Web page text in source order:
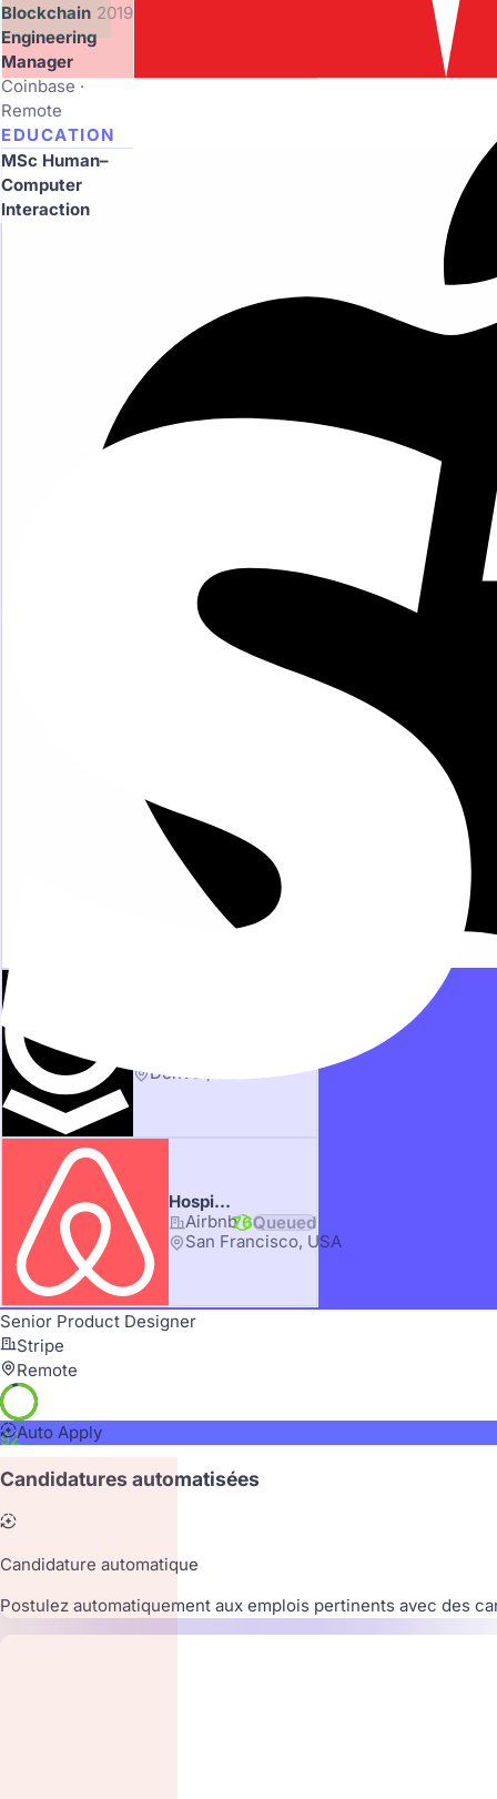
Denver, USA
Hospitality Operations Lead
Airbnb
San Francisco, USA
76Queued
Blockchain
Engineering
Manager
2019 – 2021
Coinbase ·
Remote
EDUCATION
MSc Human–
Computer
Interaction
Senior Product Designer
Stripe
Remote
92Auto Apply
Candidatures automatisées
Candidature automatique
Postulez automatiquement aux emplois pertinents avec des